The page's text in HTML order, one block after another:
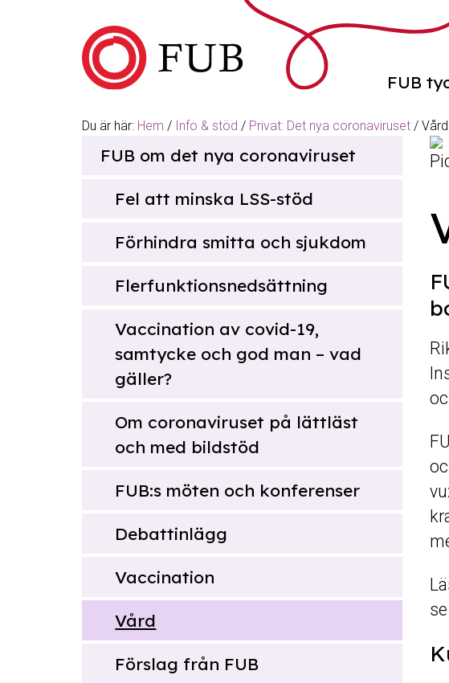
FUB
efter
Du är här: Hem / Info & stöd / Privat: Det nya coronaviruset / Vård
FUB om det nya coronaviruset
Fel att minska LSS-stöd
Förhindra smitta och sjukdom
Flerfunktionsnedsättning
Vaccination av covid-19,
samtycke och god man – vad
gäller?
Om coronaviruset på lättläst
och med bildstöd
FUB:s möten och konferenser
Debattinlägg
Vaccination
Vård
Förslag från FUB